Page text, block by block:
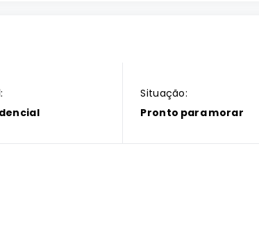
Situação:
Pronto para morar